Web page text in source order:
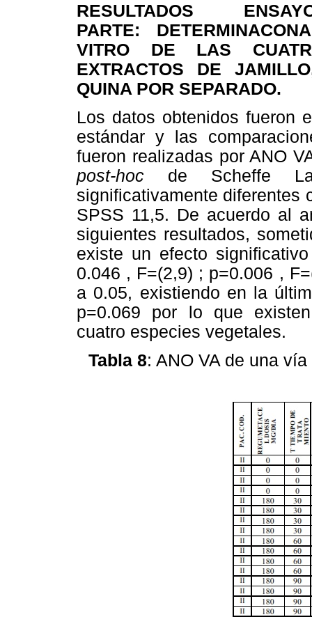
RESULTADOS
PARTE:
VITRO DE LAS
EXTRACTOS DE
QUINA POR SEPARADO.
Los datos obtenidos fueron
estándar y las
fueron realizadas por ANO
post-hoc de Scheffe
significativamente diferentes
SPSS 11,5. De acuerdo al
siguientes resultados,
existe un efecto
0.046 , F=(2,9) ; p=0.006 ,
a 0.05, existiendo en la
p=0.069 por lo que
cuatro especies vegetales.
Tabla 8: ANO VA de una